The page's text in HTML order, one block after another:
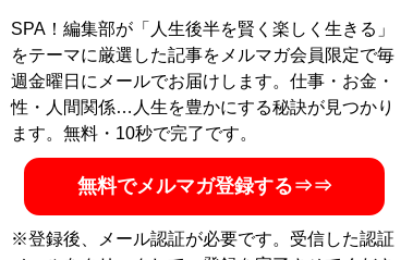
SPA！編集部が「人生後半を賢く楽しく生きる」
をテーマに厳選した記事をメルマガ会員限定で毎
週金曜日にメールでお届けします。仕事・お金・
性・人間関係…人生を豊かにする秘訣が見つかり
ます。無料・10秒で完了です。
無料でメルマガ登録する⇒⇒
※登録後、メール認証が必要です。受信した認証